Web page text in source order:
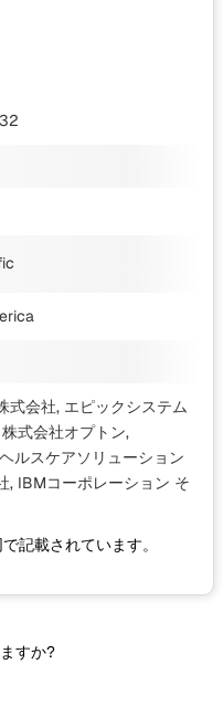
式会社, エピックシステム
式会社オプトン,
ルスケアソリューション
, IBMコーポレーション そ
記載されています。
すか?